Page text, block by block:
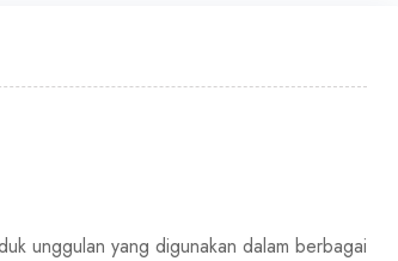
unggulan yang digunakan dalam berbagai